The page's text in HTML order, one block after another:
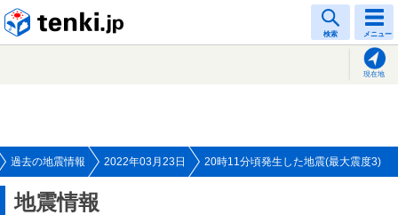
検索 メニュー
現在地
過去の地震情報 2022年03月23日 20時11分頃発生した地震(最大震度3)
地震情報